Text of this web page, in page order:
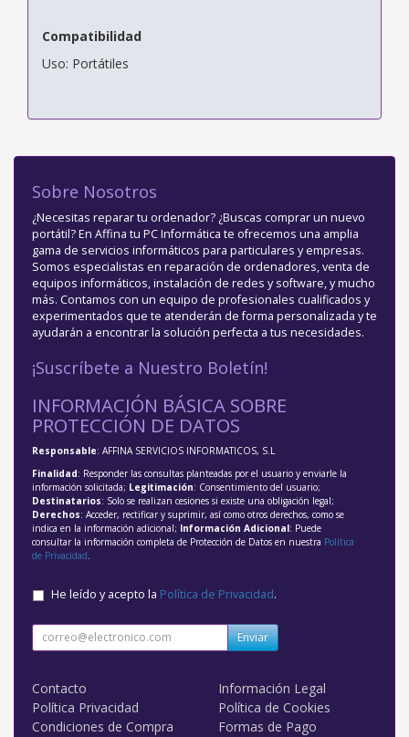
Compatibilidad
Uso: Portátiles
Sobre Nosotros
¿Necesitas reparar tu ordenador? ¿Buscas comprar un nuevo
portátil? En Affina tu PC Informática te ofrecemos una amplia
gama de servicios informáticos para particulares y empresas.
Somos especialistas en reparación de ordenadores, venta de
equipos informáticos, instalación de redes y software, y mucho
más. Contamos con un equipo de profesionales cualificados y
experimentados que te atenderán de forma personalizada y te
ayudarán a encontrar la solución perfecta a tus necesidades.
¡Suscríbete a Nuestro Boletín!
INFORMACIÓN BÁSICA SOBRE
PROTECCIÓN DE DATOS
Responsable: AFFINA SERVICIOS INFORMATICOS, S.L
Finalidad: Responder las consultas planteadas por el usuario y enviarle la
información solicitada; Legitimación: Consentimiento del usuario;
Destinatarios: Solo se realizan cesiones si existe una obligación legal;
Derechos: Acceder, rectificar y suprimir, así como otros derechos, como se
indica en la información adicional; Información Adicional: Puede
consultar la información completa de Protección de Datos en nuestra Política
de Privacidad
He leído y acepto la Política de Privacidad.
Enviar
Contacto
Información Legal
Política Privacidad
Política de Cookies
Condiciones de Compra
Formas de Pago